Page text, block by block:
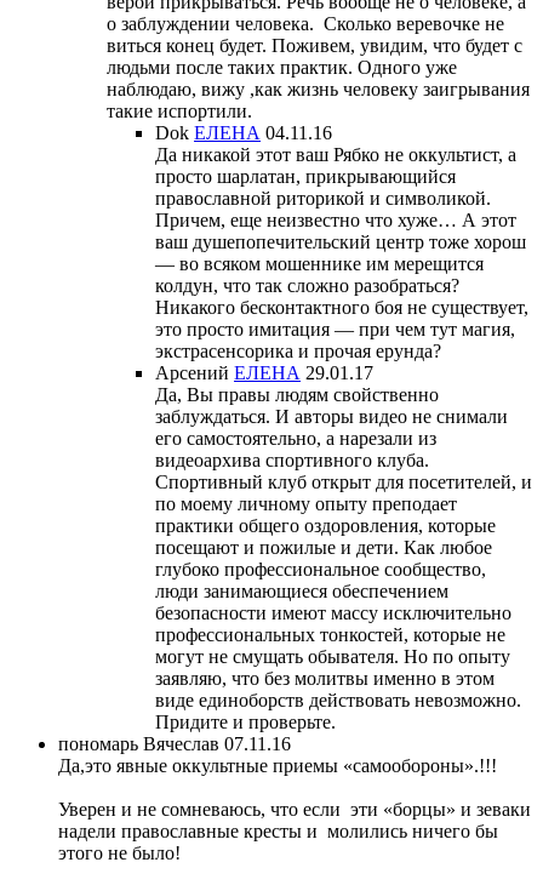
о заблуждении человека. Сколько веревочке не
виться конец будет. Поживем, увидим, что будет с
людьми после таких практик. Одного уже
наблюдаю, вижу ,как жизнь человеку заигрывания
такие испортили.
Dok ЕЛЕНА 04.11.16
Да никакой этот ваш Рябко не оккультист, а
просто шарлатан, прикрывающийся
православной риторикой и символикой.
Причем, еще неизвестно что хуже… А этот
ваш душепопечительский центр тоже хорош
— во всяком мошеннике им мерещится
колдун, что так сложно разобраться?
Никакого бесконтактного боя не существует,
это просто имитация — при чем тут магия,
экстрасенсорика и прочая ерунда?
Арсений ЕЛЕНА 29.01.17
Да, Вы правы людям свойственно
заблуждаться. И авторы видео не снимали
его самостоятельно, а нарезали из
видеоархива спортивного клуба.
Спортивный клуб открыт для посетителей, и
по моему личному опыту преподает
практики общего оздоровления, которые
посещают и пожилые и дети. Как любое
глубоко профессиональное сообщество,
люди занимающиеся обеспечением
безопасности имеют массу исключительно
профессиональных тонкостей, которые не
могут не смущать обывателя. Но по опыту
заявляю, что без молитвы именно в этом
виде единоборств действовать невозможно.
Придите и проверьте.
пономарь Вячеслав 07.11.16
Да,это явные оккультные приемы «самообороны».!!!
Уверен и не сомневаюсь, что если эти «борцы» и зеваки
надели православные кресты и молились ничего бы
этого не было!